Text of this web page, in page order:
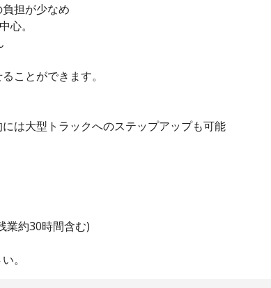
担が少なめ
心。
ことができます。
は大型トラックへのステップアップも可能
業約30時間含む)
。